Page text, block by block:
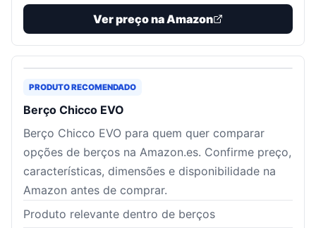
Ver preço na Amazon
PRODUTO RECOMENDADO
Berço Chicco EVO
Berço Chicco EVO para quem quer comparar
opções de berços na Amazon.es. Confirme preço,
características, dimensões e disponibilidade na
Amazon antes de comprar.
Produto relevante dentro de berços